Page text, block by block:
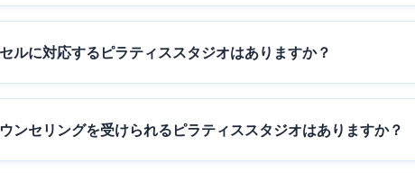
ルに対応するピラティススタジオはありますか？
ンセリングを受けられるピラティススタジオはありますか？